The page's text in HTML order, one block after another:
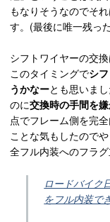
もなりそうなのでそ
す。(最後に唯一残っ
シフトワイヤーの交
このタイミングでシ
うかなーとも思いま
のに交換時の手間を
点でフレーム側を完
ことな気もしたので
全フル内装へのフラ
ロードバイク
をフル内装で